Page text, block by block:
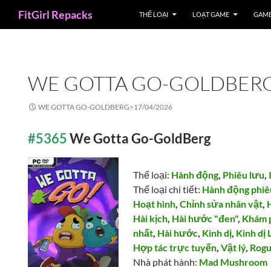
FitGirl Repacks THỂ LOẠI LOẠT GAME
WE GOTTA GO-
WE GOTTA GO-GOLDBERG>17/04/2026
#5365We Gotta Go-GoldBerg
Thể loại: Hành động, Phiêu lưu,
Thể loại chi tiết: Hành động
Hoạt hình,Chỉnh sửa nhân vật,
Hài kịch, Hài hước "đen", Khám
nhất, Hài hước, Kinh dị, Kinh dị
Hợp tác trực tuyến,Vật lý,
Nhà phát hành: Mad Mushroom